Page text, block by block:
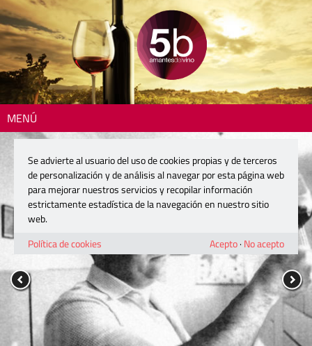
MENÚ
Se advierte al usuario del uso de cookies propias y de terceros
de personalización y de análisis al navegar por esta página web
para mejorar nuestros servicios y recopilar información
estrictamente estadística de la navegación en nuestro sitio
web.
Política de cookies
Acepto· No acepto